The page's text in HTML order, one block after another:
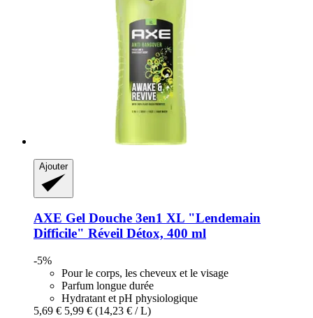
Ajouter
AXE Gel Douche 3en1 XL "Lendemain
Difficile" Réveil Détox, 400 ml
-5%
Pour le corps, les cheveux et le visage
Parfum longue durée
Hydratant et pH physiologique
5,69 € 5,99 € (14,23 € / L)